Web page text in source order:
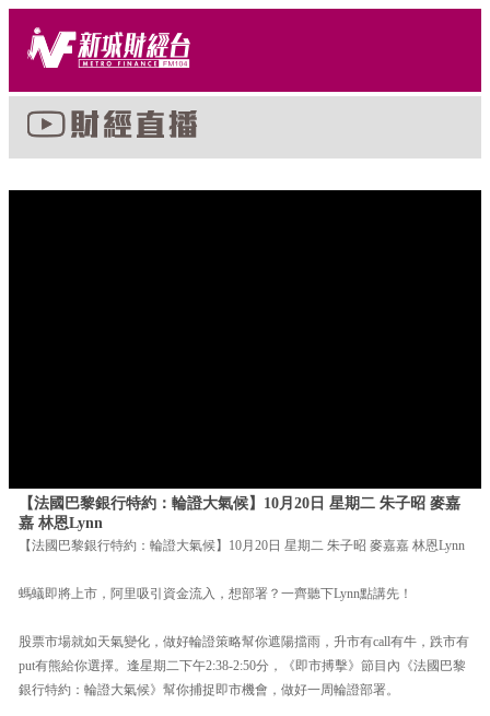
【法國巴黎銀行特約：輪證大氣候】10月20日 星期二 朱子昭 麥嘉
嘉 林恩Lynn
【法國巴黎銀行特約：輪證大氣候】10月20日 星期二 朱子昭 麥嘉嘉 林恩Lynn
螞蟻即將上市，阿里吸引資金流入，想部署？一齊聽下Lynn點講先！
股票市場就如天氣變化，做好輪證策略幫你遮陽擋雨，升市有call有牛，跌市有
put有熊給你選擇。逢星期二下午2:38-2:50分，《即市搏擊》節目內《法國巴黎
銀行特約：輪證大氣候》幫你捕捉即市機會，做好一周輪證部署。